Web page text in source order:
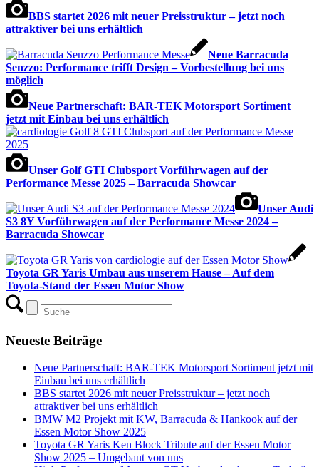
BBS startet 2026 mit neuer Preisstruktur – jetzt noch
attraktiver bei uns erhältlich
Neue Barracuda
Senzzo: Performance trifft Design – Vorbestellung bei uns
möglich
Neue Partnerschaft: BAR-TEK Motorsport Sortiment
jetzt mit Einbau bei uns erhältlich
Unser Golf GTI Clubsport Vorführwagen auf der
Performance Messe 2025 – Barracuda Showcar
Unser Audi
S3 8Y Vorführwagen auf der Performance Messe 2024 –
Barracuda Showcar
Toyota GR Yaris Umbau aus unserem Hause – Auf dem
Toyota-Stand der Essen Motor Show
Neueste Beiträge
Neue Partnerschaft: BAR-TEK Motorsport Sortiment jetzt mit
Einbau bei uns erhältlich
BBS startet 2026 mit neuer Preisstruktur – jetzt noch
attraktiver bei uns erhältlich
BMW M2 Projekt mit KW, Barracuda & Hankook auf der
Essen Motor Show 2025
Toyota GR Yaris Ken Block Tribute auf der Essen Motor
Show 2025 – Umgebaut von uns